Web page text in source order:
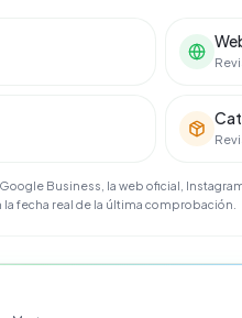
Business, la web oficial,
fecha real de la última comprobación.